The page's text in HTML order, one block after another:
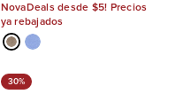
NovaDeals desde $5! Precios
ya rebajados
30%